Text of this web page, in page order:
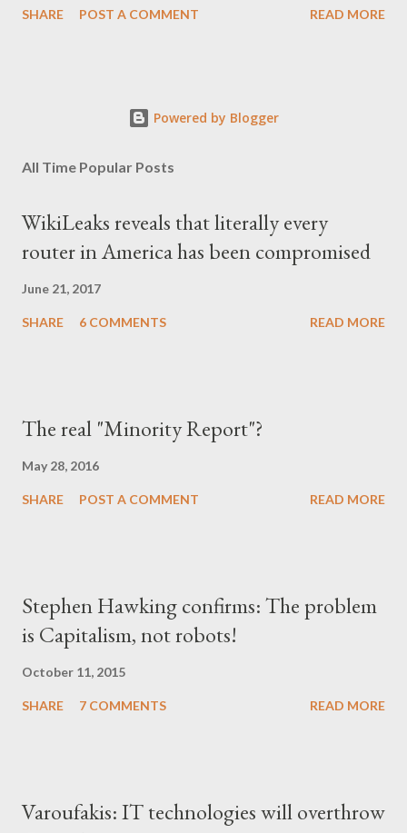
SHARE POST A COMMENT READ MORE
Powered by Blogger
All Time Popular Posts
WikiLeaks reveals that literally every
router in America has been compromised
June 21, 2017
SHARE 6 COMMENTS READ MORE
The real "Minority Report"?
May 28, 2016
SHARE POST A COMMENT READ MORE
Stephen Hawking confirms: The problem
is Capitalism, not robots!
October 11, 2015
SHARE 7 COMMENTS READ MORE
Varoufakis: IT technologies will overthrow